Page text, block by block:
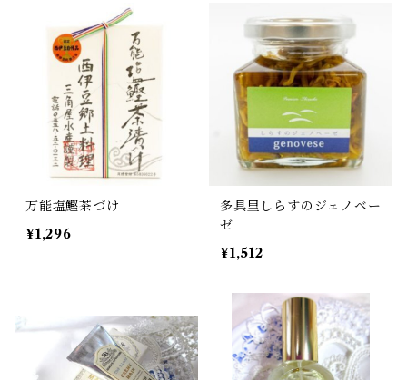
万能塩鰹茶づけ
¥1,296
多具里しらすのジェノベー
ゼ
¥1,512